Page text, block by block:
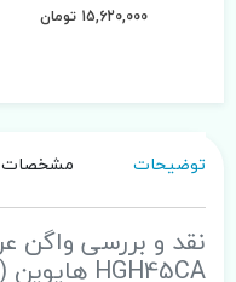
15,620,000 تومان
توضیحات مشخصات
HGH45CA هایوین (HIWIN) ساخت تایوان